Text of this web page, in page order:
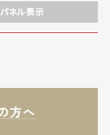
パネル表示